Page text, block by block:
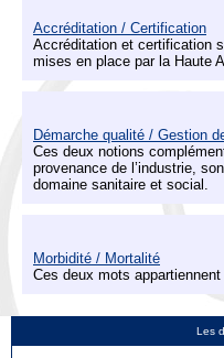
Les
Accréditation / Certification
Accréditation et certification
mises en place par la Haute
Démarche qualité / Gestion
Ces deux notions
provenance de l’industrie,
domaine sanitaire et social.
Morbidité / Mortalité
Ces deux mots